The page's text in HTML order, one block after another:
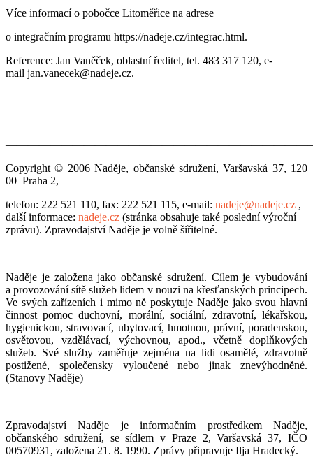
Více informací o pobočce Litoměřice na adrese
o integračním programu https://nadeje.cz/integrac.html.
Reference: Jan Vaněček, oblastní ředitel, tel. 483 317 120, e-
mail jan.vanecek@nadeje.cz.
Copyright © 2006 Naděje, občanské sdružení, Varšavská 37, 120
00 Praha 2,
telefon: 222 521 110, fax: 222 521 115, e-mail: nadeje@nadeje.cz ,
další informace: nadeje.cz (stránka obsahuje také poslední výroční
zprávu). Zpravodajství Naděje je volně šiřitelné.
Naděje je založena jako občanské sdružení. Cílem je vybudování
a provozování sítě služeb lidem v nouzi na křesťanských principech.
Ve svých zařízeních i mimo ně poskytuje Naděje jako svou hlavní
činnost pomoc duchovní, morální, sociální, zdravotní, lékařskou,
hygienickou, stravovací, ubytovací, hmotnou, právní, poradenskou,
osvětovou, vzdělávací, výchovnou, apod., včetně doplňkových
služeb. Své služby zaměřuje zejména na lidi osamělé, zdravotně
postižené, společensky vyloučené nebo jinak znevýhodněné.
(Stanovy Naděje)
Zpravodajství Naděje je informačním prostředkem Naděje,
občanského sdružení, se sídlem v Praze 2, Varšavská 37, IČO
00570931, založena 21. 8. 1990. Zprávy připravuje Ilja Hradecký.